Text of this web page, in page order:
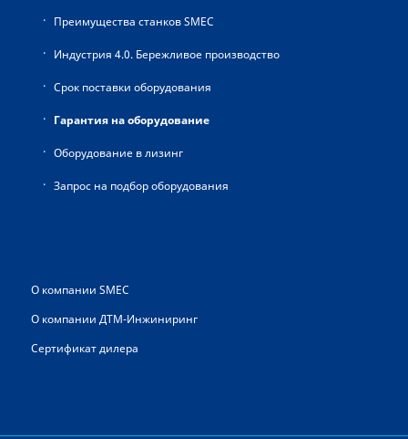
Преимущества станков SMEC
Индустрия 4.0. Бережливое производство
Срок поставки оборудования
Гарантия на оборудование
Оборудование в лизинг
Запрос на подбор оборудования
О компании SMEC
О компании ДТМ-Инжиниринг
Сертификат дилера